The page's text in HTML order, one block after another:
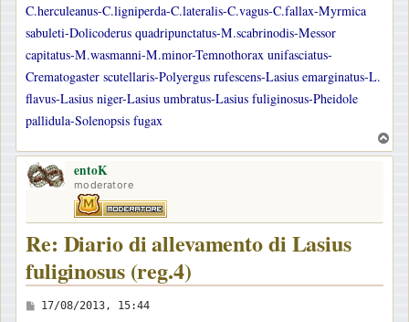
C.herculeanus-C.ligniperda-C.lateralis-C.vagus-C.fallax-Myrmica
sabuleti-Dolicoderus quadripunctatus-M.scabrinodis-Messor
capitatus-M.wasmanni-M.minor-Temnothorax unifasciatus-
Crematogaster scutellaris-Polyergus rufescens-Lasius emarginatus-L.
flavus-Lasius niger-Lasius umbratus-Lasius fuliginosus-Pheidole
pallidula-Solenopsis fugax
o
entoK
moderatore
Re: Diario di allevamento di Lasius
fuliginosus (reg.4)
M
17/08/2013, 15:44